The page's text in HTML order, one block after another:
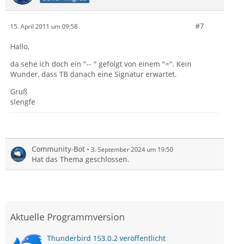
15. April 2011 um 09:58 #7
Hallo,
da sehe ich doch ein "-- " gefolgt von einem "=". Kein
Wunder, dass TB danach eine Signatur erwartet.
Gruß
slengfe
Community-Bot 3. September 2024 um 19:50
Hat das Thema geschlossen.
Aktuelle Programmversion
Thunderbird 153.0.2 veröffentlicht